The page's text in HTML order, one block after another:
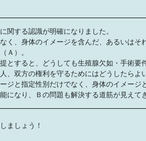
関する認識が明確になりました。
く、身体のイメージを含んだ、あるいはそ
Ａ）。
とすると、どうしても生殖腺欠如・手術要
、双方の権利を守るためにはどうしたらよ
ジと指定性別だけでなく、身体のイメージ
になり、Ｂの問題も解決する道筋が見えて
ましょう！